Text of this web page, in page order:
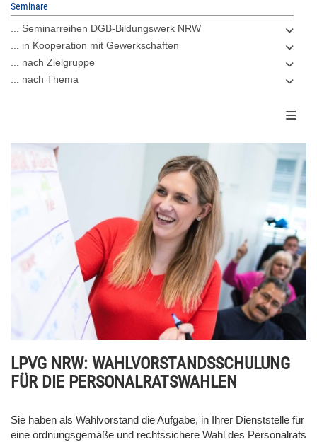
Seminare
... Seminarreihen DGB-Bildungswerk NRW
... in Kooperation mit Gewerkschaften
... nach Zielgruppe
... nach Thema
LPVG NRW: WAHLVORSTANDSSCHULUNG
FÜR DIE PERSONALRATSWAHLEN
Sie haben als Wahlvorstand die Aufgabe, in Ihrer Dienststelle für
eine ordnungsgemäße und rechtssichere Wahl des Personalrats